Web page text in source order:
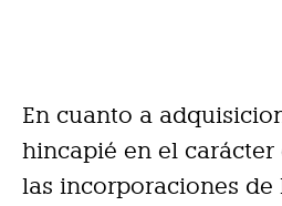
En cuanto a
hincapié en el carácter
las incorporaciones de